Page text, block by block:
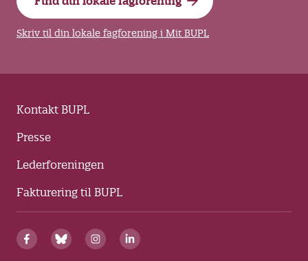
Skriv til din lokale fagforening i Mit BUPL
Kontakt BUPL
Presse
Lederforeningen
Fakturering til BUPL